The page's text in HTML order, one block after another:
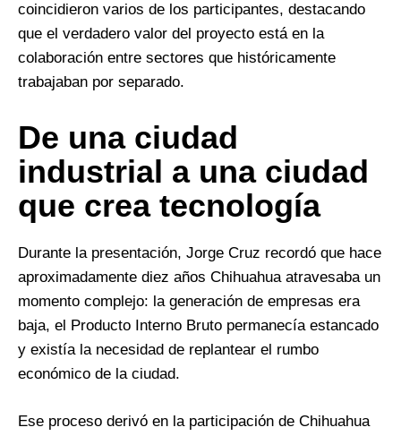
coincidieron varios de los participantes, destacando
que el verdadero valor del proyecto está en la
colaboración entre sectores que históricamente
trabajaban por separado.
De una ciudad
industrial a una ciudad
que crea tecnología
Durante la presentación, Jorge Cruz recordó que hace
aproximadamente diez años Chihuahua atravesaba un
momento complejo: la generación de empresas era
baja, el Producto Interno Bruto permanecía estancado
y existía la necesidad de replantear el rumbo
económico de la ciudad.
Ese proceso derivó en la participación de Chihuahua